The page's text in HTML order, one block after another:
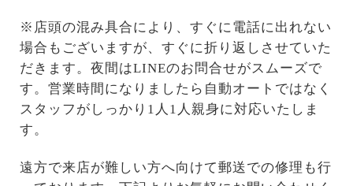
※店頭の混み具合により、すぐに電話に出れない
場合もございますが、すぐに折り返しさせていた
だきます。夜間はLINEのお問合せがスムーズで
す。営業時間になりましたら自動オートではなく
スタッフがしっかり1人1人親身に対応いたしま
す。
遠方で来店が難しい方へ向けて郵送での修理も行